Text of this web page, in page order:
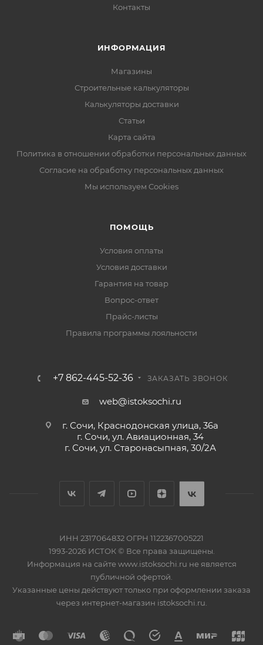
Контакты
ИНФОРМАЦИЯ
Магазины
Строительные калькуляторы
Калькуляторы доставки
Статьи
Карта сайта
Политика в отношении обработки персональных данных
Согласие на обработку персональных данных
Мы используем Cookies
ПОМОЩЬ
Условия оплаты
Условия доставки
Гарантия на товар
Вопрос-ответ
Прайс-листы
Правила программы лояльности
+7 862-445-52-36 ЗАКАЗАТЬ ЗВОНОК
web@istoksochi.ru
г. Сочи, Краснодонская улица, 36а
г. Сочи, ул. Авиационная, 34
г. Сочи, ул. Старонасыпная, 30/2А
ИНН 2317064832 ОГРН 1122367005221
1993-2026 ИСТОК © Все права защищены.
Информация на сайте www.istoksochi.ru не является
публичной офертой.
Указанные цены действуют только при оформлении заказа
через интернет-магазин istoksochi.ru.